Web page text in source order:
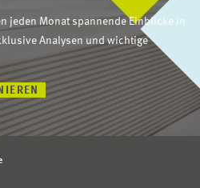
jeden Monat spannende Einblicke in
Analysen und wichtige